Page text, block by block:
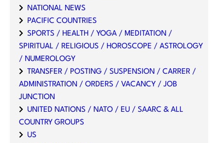
NATIONAL NEWS
PACIFIC COUNTRIES
SPORTS / HEALTH / YOGA / MEDITATION /
SPIRITUAL / RELIGIOUS / HOROSCOPE / ASTROLOGY
/ NUMEROLOGY
TRANSFER / POSTING / SUSPENSION / CARRER /
ADMINISTRATION / ORDERS / VACANCY / JOB
JUNCTION
UNITED NATIONS / NATO / EU / SAARC & ALL
COUNTRY GROUPS
US